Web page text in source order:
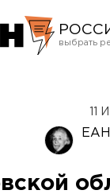
11